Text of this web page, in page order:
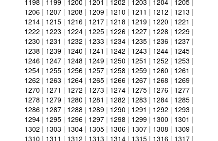
1206 | 1207 | 1208 | 1209 | 1210 | 1211 | 1212 | 1213 |
1214 | 1215 | 1216 | 1217 | 1218 | 1219 | 1220 | 1221 |
1222 | 1223 | 1224 | 1225 | 1226 | 1227 | 1228 | 1229 |
1230 | 1231 | 1232 | 1233 | 1234 | 1235 | 1236 | 1237 |
1238 | 1239 | 1240 | 1241 | 1242 | 1243 | 1244 | 1245 |
1246 | 1247 | 1248 | 1249 | 1250 | 1251 | 1252 | 1253 |
1254 | 1255 | 1256 | 1257 | 1258 | 1259 | 1260 | 1261 |
1262 | 1263 | 1264 | 1265 | 1266 | 1267 | 1268 | 1269 |
1270 | 1271 | 1272 | 1273 | 1274 | 1275 | 1276 | 1277 |
1278 | 1279 | 1280 | 1281 | 1282 | 1283 | 1284 | 1285 |
1286 | 1287 | 1288 | 1289 | 1290 | 1291 | 1292 | 1293 |
1294 | 1295 | 1296 | 1297 | 1298 | 1299 | 1300 | 1301 |
1302 | 1303 | 1304 | 1305 | 1306 | 1307 | 1308 | 1309 |
1310 | 1311 | 1312 | 1313 | 1314 | 1315 | 1316 | 1317 |